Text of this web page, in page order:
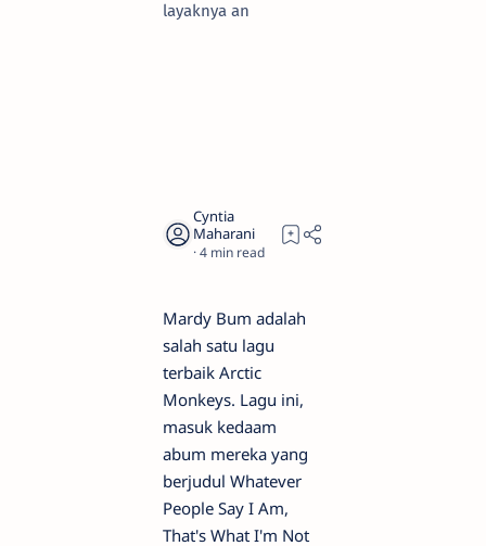
layaknya an
4
Mardy Bum adalah
salah satu lagu
terbaik Arctic
Monkeys. Lagu ini,
masuk kedaam
abum mereka yang
berjudul Whatever
People Say I Am,
That's What I'm Not